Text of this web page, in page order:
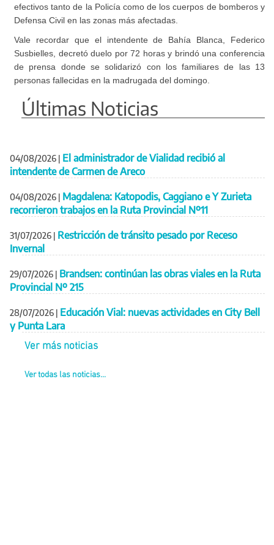
efectivos tanto de la Policía como de los cuerpos de bomberos y
Defensa Civil en las zonas más afectadas.
Vale recordar que el intendente de Bahía Blanca, Federico
Susbielles, decretó duelo por 72 horas y brindó una conferencia
de prensa donde se solidarizó con los familiares de las 13
personas fallecidas en la madrugada del domingo.
Últimas Noticias
04/08/2026 | El administrador de Vialidad recibió al
intendente de Carmen de Areco
04/08/2026 | Magdalena: Katopodis, Caggiano e Y Zurieta
recorrieron trabajos en la Ruta Provincial Nº11
31/07/2026 | Restricción de tránsito pesado por Receso
Invernal
29/07/2026 | Brandsen: continúan las obras viales en la Ruta
Provincial Nº 215
28/07/2026 | Educación Vial: nuevas actividades en City Bell
y Punta Lara
Ver más noticias
Ver todas las noticias...